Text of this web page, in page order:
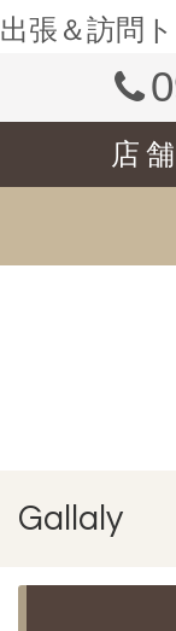
出張＆訪問
店
Gallaly